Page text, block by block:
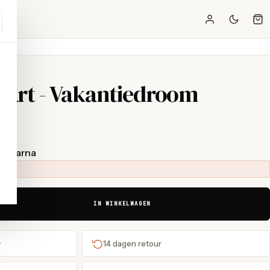
- Vakantiedroom
Klarna
IN WINKELWAGEN
14 dagen retour